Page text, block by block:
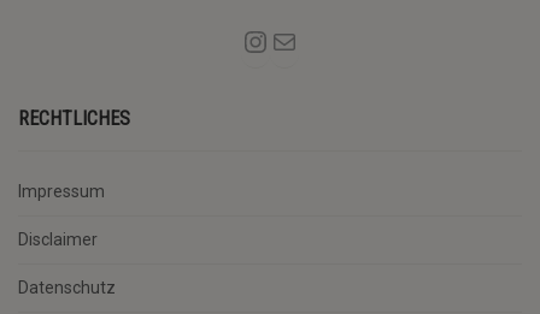
RECHTLICHES
Impressum
Disclaimer
Datenschutz